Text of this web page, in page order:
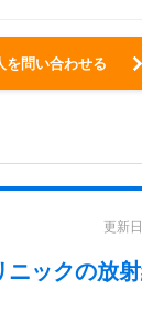
を問い合わせる
更新
ニックの放